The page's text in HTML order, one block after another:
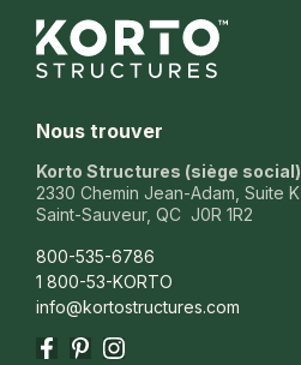
Nous trouver
Korto Structures (siège social)
2330 Chemin Jean-Adam, Suite K
Saint-Sauveur, QC J0R 1R2
800-535-6786
1 800-53-KORTO
info@kortostructures.com
Facebook
Pinterest
Instagram